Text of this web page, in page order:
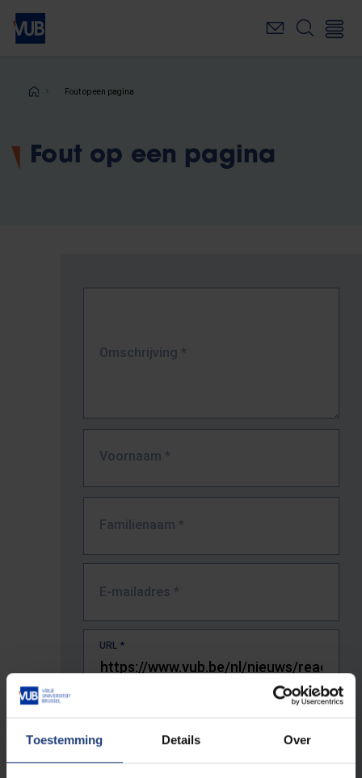
Toestemming Details Over
Overslaan
naar
inhoudKruimelpad
Fout op een pagina
Fout op een pagina
Omschrijving *
Voornaam *
Familienaam *
E-mailadres *
URL *
De volledige URL van de pagina waar je de fout zag.